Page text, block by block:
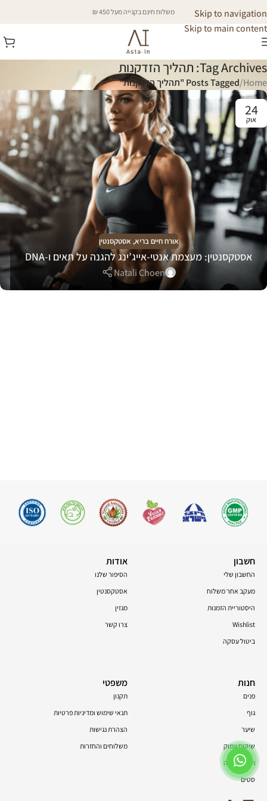
Skip to navigation
Skip to main content
משלוח חינם בקנייה מעל 450 ₪
Tag Archives: תהליך הזדקנות
Home
/Posts Tagged "תהליך הזדקנות"
24
אוק
אורח חיים בריא, אסטקסנטין
אסטקסנטין: מעצמת אנטי-אייג’ינג להגנה על תאים ו-DNA
Natali Choen
חשבון
החשבון שלי
מעקב אחר משלוח
היסטוריית הזמנות
Wishlist
ביטול עסקה
אודות
הסיפור שלנו
אסטקסנטין
מגזין
צרו קשר
חנות
פנים
גוף
שיער
שיקום עמוק
תוספי תזונה
סטים
משפטי
תקנון
תנאי שימוש ומדיניות פרטיות
הצהרת נגישות
משלוחים והחזרות